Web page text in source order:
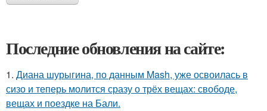
Последние обновления на сайте:
1. Диана шурыгина, по данным Mash, уже освоилась в
сизо и теперь молится сразу о трёх вещах: свободе,
вещах и поездке на Бали.